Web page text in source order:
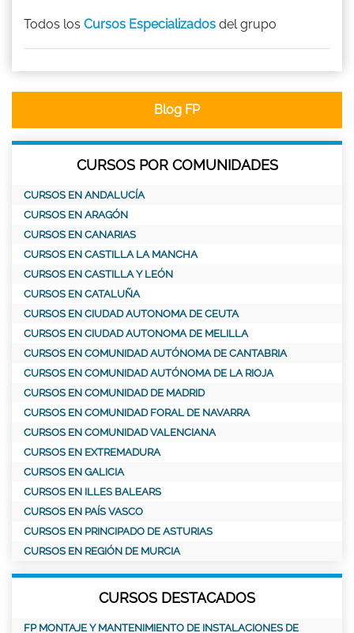
Todos los Cursos Especializados del grupo
Blog FP
CURSOS POR COMUNIDADES
CURSOS EN ANDALUCÍA
CURSOS EN ARAGÓN
CURSOS EN CANARIAS
CURSOS EN CASTILLA LA MANCHA
CURSOS EN CASTILLA Y LEÓN
CURSOS EN CATALUÑA
CURSOS EN CIUDAD AUTONOMA DE CEUTA
CURSOS EN CIUDAD AUTONOMA DE MELILLA
CURSOS EN COMUNIDAD AUTÓNOMA DE CANTABRIA
CURSOS EN COMUNIDAD AUTÓNOMA DE LA RIOJA
CURSOS EN COMUNIDAD DE MADRID
CURSOS EN COMUNIDAD FORAL DE NAVARRA
CURSOS EN COMUNIDAD VALENCIANA
CURSOS EN EXTREMADURA
CURSOS EN GALICIA
CURSOS EN ILLES BALEARS
CURSOS EN PAÍS VASCO
CURSOS EN PRINCIPADO DE ASTURIAS
CURSOS EN REGIÓN DE MURCIA
CURSOS DESTACADOS
FP MONTAJE Y MANTENIMIENTO DE INSTALACIONES DE